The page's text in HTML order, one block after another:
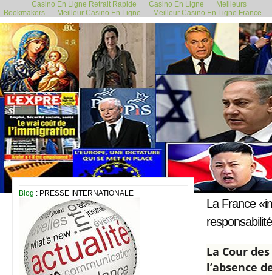
Casino En Ligne Retrait Rapide Casino En Ligne
Meilleurs
Bookmakers
Meilleur Casino En Ligne Meilleur Casino En Ligne France
Blog : PRESSE INTERNATIONALE 20 mars 2021
La France
La Cour
l’absence